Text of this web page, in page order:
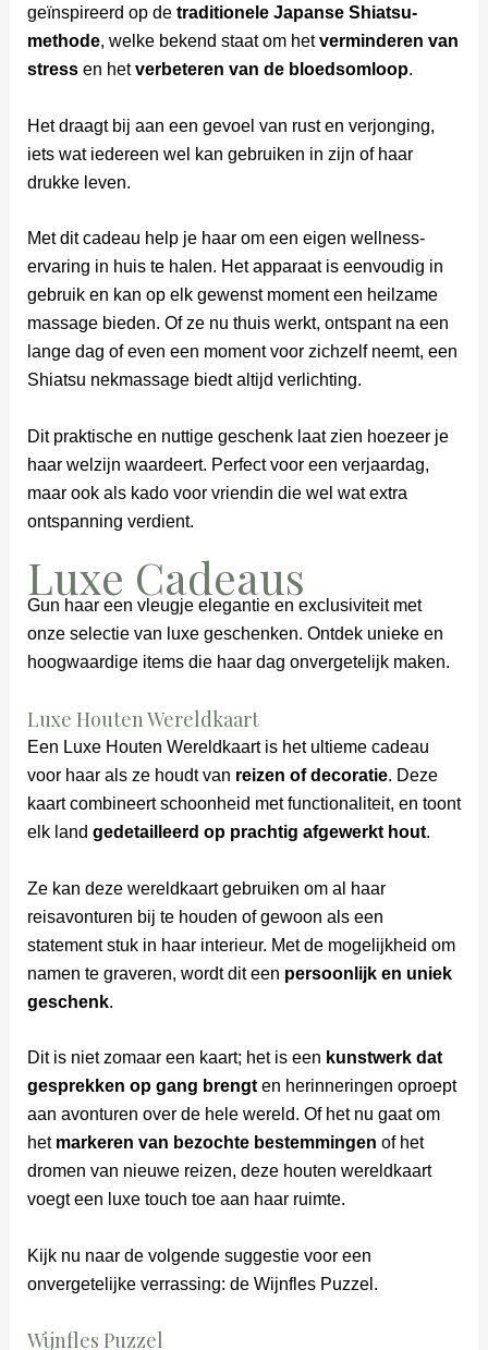
geïnspireerd op de traditionele Japanse Shiatsu-
methode, welke bekend staat om hetverminderen van
stressen hetverbeteren van de bloedsomloop.
Het draagt bij aan een gevoel van rust en verjonging,
iets wat iedereen wel kan gebruiken in zijn of haar
drukke leven.
Met dit cadeau help je haar om een eigen wellness-
ervaring in huis te halen. Het apparaat is eenvoudig in
gebruik en kan op elk gewenst moment een heilzame
massage bieden. Of ze nu thuis werkt, ontspant na een
lange dag of even een moment voor zichzelf neemt, een
Shiatsu nekmassage biedt altijd verlichting.
Dit praktische en nuttige geschenk laat zien hoezeer je
haar welzijn waardeert. Perfect voor een verjaardag,
maar ook als kado voor vriendin die wel wat extra
ontspanning verdient.
Luxe Cadeaus
Gun haar een vleugje elegantie en exclusiviteit met
onze selectie van luxe geschenken. Ontdek unieke en
hoogwaardige items die haar dag onvergetelijk maken.
Luxe Houten Wereldkaart
Een Luxe Houten Wereldkaart is het ultieme cadeau
voor haar als ze houdt van reizen of decoratie. Deze
kaart combineert schoonheid met functionaliteit, en toont
elk land gedetailleerd op prachtig afgewerkt hout.
Ze kan deze wereldkaart gebruiken om al haar
reisavonturen bij te houden of gewoon als een
statement stuk in haar interieur. Met de mogelijkheid om
namen te graveren, wordt dit een persoonlijk en uniek
geschenk.
Dit is niet zomaar een kaart; het is een kunstwerk dat
gesprekken op gang brengten herinneringen oproept
aan avonturen over de hele wereld. Of het nu gaat om
het markeren van bezochte bestemmingen of het
dromen van nieuwe reizen, deze houten wereldkaart
voegt een luxe touch toe aan haar ruimte.
Kijk nu naar de volgende suggestie voor een
onvergetelijke verrassing: de Wijnfles Puzzel.
Wijnfles Puzzel